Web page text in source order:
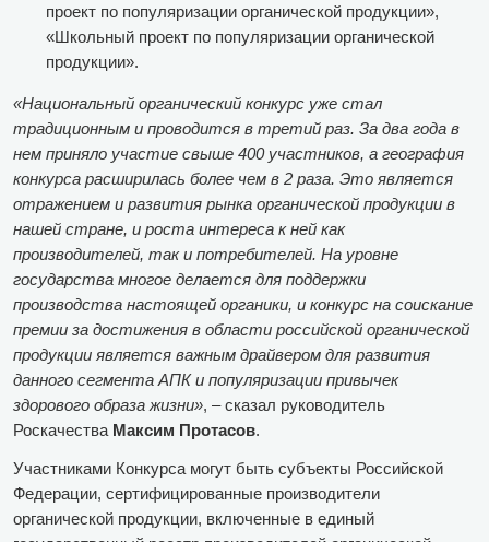
проект по популяризации органической продукции»,
«Школьный проект по популяризации органической
продукции».
«Национальный органический конкурс уже стал
традиционным и проводится в третий раз. За два года в
нем приняло участие свыше 400 участников, а география
конкурса расширилась более чем в 2 раза. Это является
отражением и развития рынка органической продукции в
нашей стране, и роста интереса к ней как
производителей, так и потребителей. На уровне
государства многое делается для поддержки
производства настоящей органики, и конкурс на соискание
премии за достижения в области российской органической
продукции является важным драйвером для развития
данного сегмента АПК и популяризации привычек
здорового образа жизни», – сказал руководитель
Роскачества Максим Протасов.
Участниками Конкурса могут быть субъекты Российской
Федерации, сертифицированные производители
органической продукции, включенные в единый